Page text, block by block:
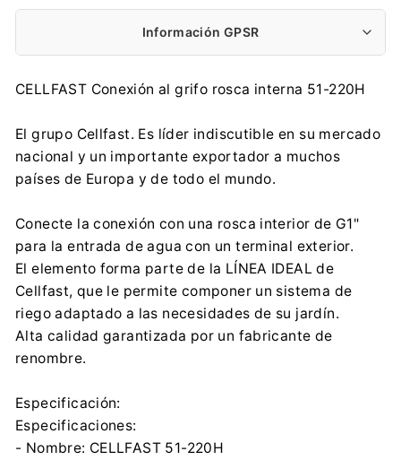
Información GPSR
Fabricante:
Cell-fast Sp. z o.o.
product@cellfast.com.pl
0048 13 43 210 31
Grabskiego 31, 37-450 Stalowa Wola
product@cellfast.com.pl
0048 13 43 210 31
CELLFAST Conexión al grifo rosca interna 51-220H
El grupo Cellfast. Es líder indiscutible en su mercado
nacional y un importante exportador a muchos
países de Europa y de todo el mundo.
Conecte la conexión con una rosca interior de G1"
para la entrada de agua con un terminal exterior.
El elemento forma parte de la LÍNEA IDEAL de
Cellfast, que le permite componer un sistema de
riego adaptado a las necesidades de su jardín.
Alta calidad garantizada por un fabricante de
renombre.
Especificación:
Especificaciones:
- Nombre: CELLFAST 51-220H